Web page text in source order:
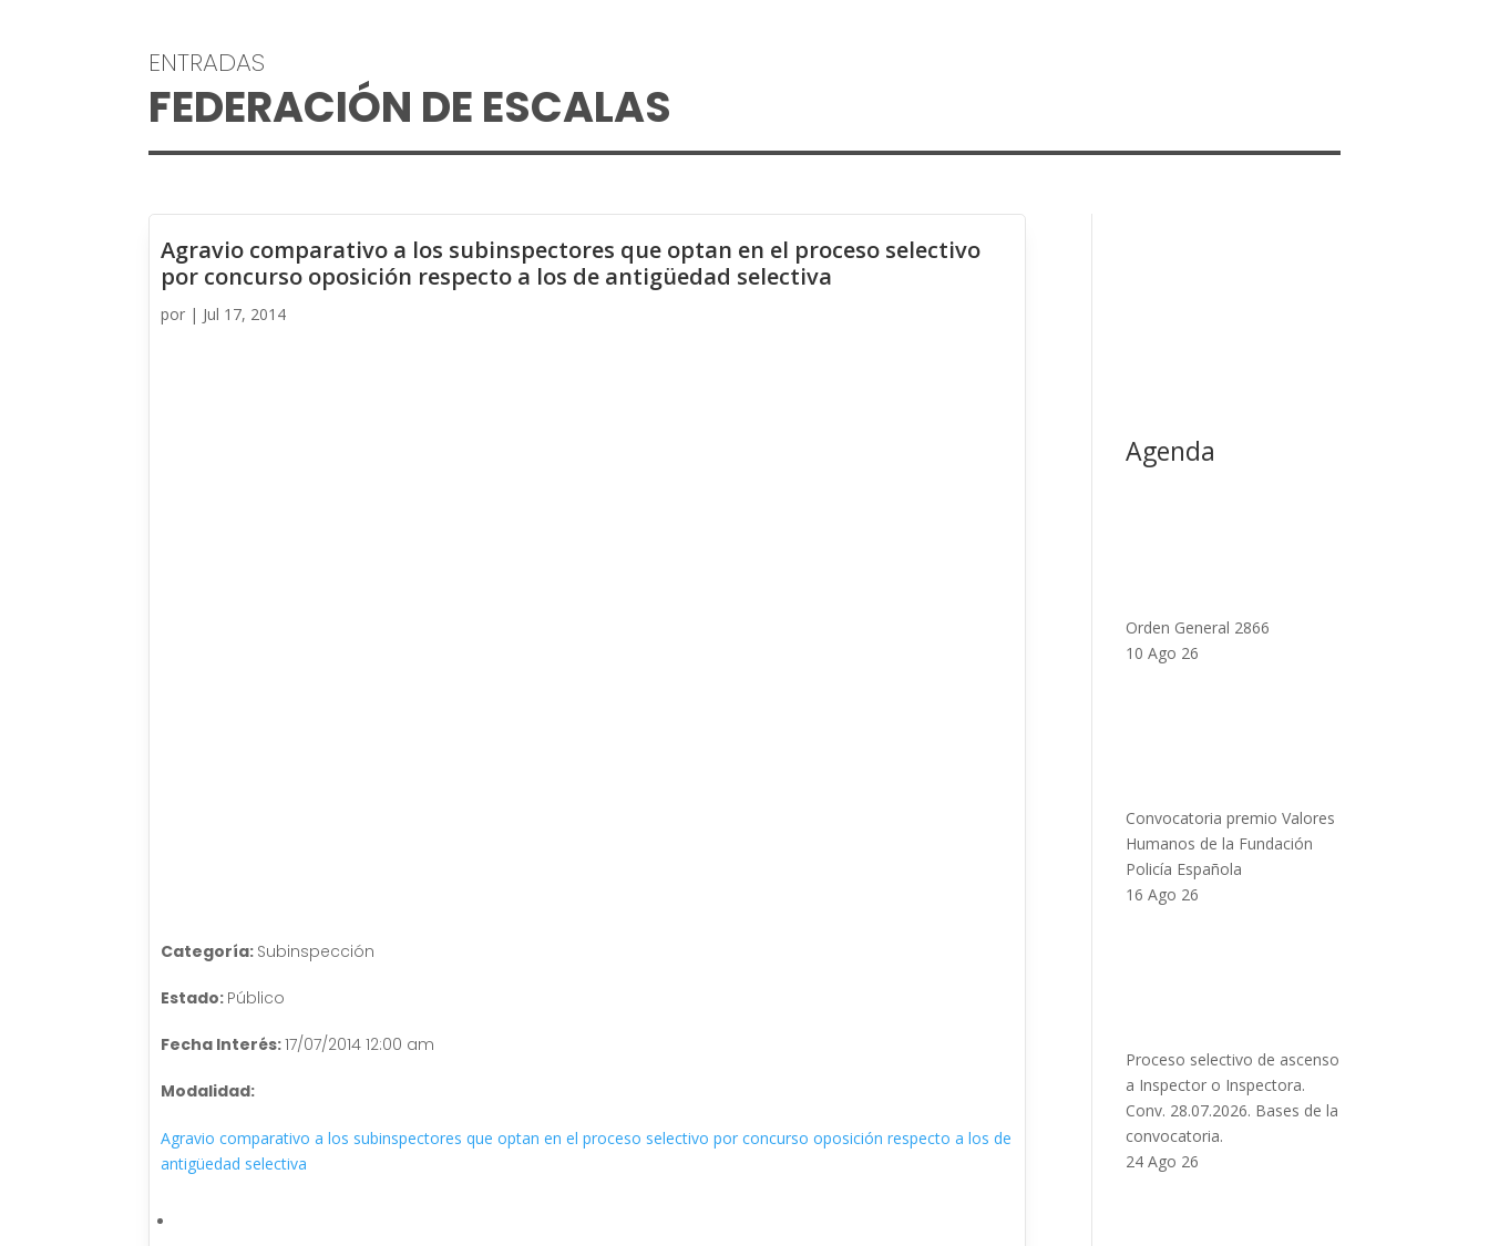
ENTRADAS
FEDERACIÓN DE ESCALAS
Agravio comparativo a los subinspectores que optan en el proceso selectivo
por concurso oposición respecto a los de antigüedad selectiva
por | Jul 17, 2014
Categoría: Subinspección
Estado: Público
Fecha Interés:17/07/2014 12:00 am
Modalidad:
Agravio comparativo a los subinspectores que optan en el proceso selectivo por concurso oposición respecto a los de
antigüedad selectiva
Agenda
Orden General 2866
10 Ago 26
Convocatoria premio Valores
Humanos de la Fundación
Policía Española
16 Ago 26
Proceso selectivo de ascenso
a Inspector o Inspectora.
Conv. 28.07.2026. Bases de la
convocatoria.
24 Ago 26